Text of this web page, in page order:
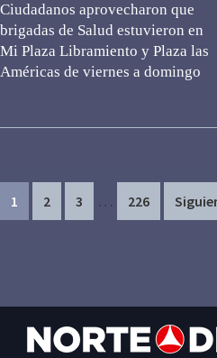
Ciudadanos aprovecharon que
brigadas de Salud estuvieron en
Mi Plaza Libramiento y Plaza las
Américas de viernes a domingo
Page
1 Page
2 Page
3
Interim
pages
… Page
226
Sidebar
Footer